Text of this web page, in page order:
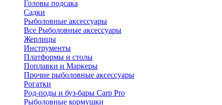
Головы подсака
Садки
Рыболовные аксессуары
Все Рыболовные аксессуары
Жерлицы
Инструменты
Платформы и столы
Поплавки и Маркеры
Прочие рыболовные аксессуары
Рогатки
Род-поды и буз-бары Carp Pro
Рыболовные кормушки